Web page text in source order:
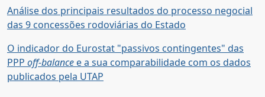
Análise dos principais resultados do processo negocial
das 9 concessões rodoviárias do Estado
O indicador do Eurostat "passivos contingentes" das
PPP off-balance e a sua comparabilidade com os dados
publicados pela UTAP